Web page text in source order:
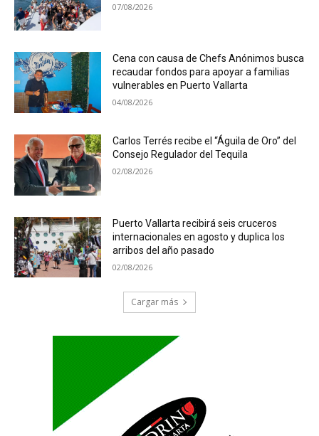
07/08/2026
Cena con causa de Chefs Anónimos busca
recaudar fondos para apoyar a familias
vulnerables en Puerto Vallarta
04/08/2026
Carlos Terrés recibe el “Águila de Oro” del
Consejo Regulador del Tequila
02/08/2026
Puerto Vallarta recibirá seis cruceros
internacionales en agosto y duplica los
arribos del año pasado
02/08/2026
Cargar más